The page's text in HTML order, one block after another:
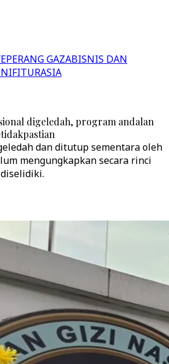
PERANG GAZABISNIS DAN
FITURASIA
digeledah, program andalan
dan ditutup sementara oleh
mengungkapkan secara rinci